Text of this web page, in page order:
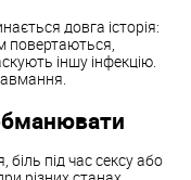
довга історія:
повертаються,
іншу інфекцію.
під час сексу або